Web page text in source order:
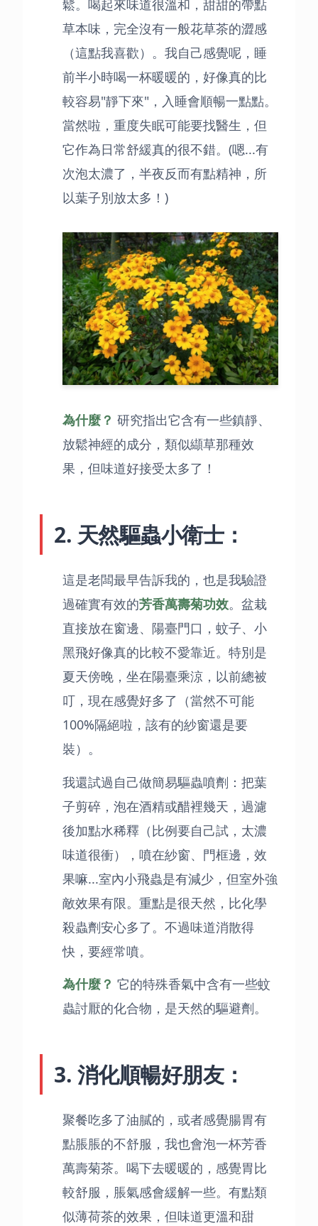
鬆。喝起來味道很溫和，甜甜的帶點
草本味，完全沒有一般花草茶的澀感
（這點我喜歡）。我自己感覺呢，睡
前半小時喝一杯暖暖的，好像真的比
較容易"靜下來"，入睡會順暢一點點。
當然啦，重度失眠可能要找醫生，但
它作為日常舒緩真的很不錯。(嗯...有
次泡太濃了，半夜反而有點精神，所
以葉子別放太多！)
為什麼？ 研究指出它含有一些鎮靜、
放鬆神經的成分，類似纈草那種效
果，但味道好接受太多了！
2. 天然驅蟲小衛士：
這是老闆最早告訴我的，也是我驗證
過確實有效的芳香萬壽菊功效。盆栽
直接放在窗邊、陽臺門口，蚊子、小
黑飛好像真的比較不愛靠近。特別是
夏天傍晚，坐在陽臺乘涼，以前總被
叮，現在感覺好多了（當然不可能
100%隔絕啦，該有的紗窗還是要
裝）。
我還試過自己做簡易驅蟲噴劑：把葉
子剪碎，泡在酒精或醋裡幾天，過濾
後加點水稀釋（比例要自己試，太濃
味道很衝），噴在紗窗、門框邊，效
果嘛...室內小飛蟲是有減少，但室外強
敵效果有限。重點是很天然，比化學
殺蟲劑安心多了。不過味道消散得
快，要經常噴。
為什麼？ 它的特殊香氣中含有一些蚊
蟲討厭的化合物，是天然的驅避劑。
3. 消化順暢好朋友：
聚餐吃多了油膩的，或者感覺腸胃有
點脹脹的不舒服，我也會泡一杯芳香
萬壽菊茶。喝下去暖暖的，感覺胃比
較舒服，脹氣感會緩解一些。有點類
似薄荷茶的效果，但味道更溫和甜